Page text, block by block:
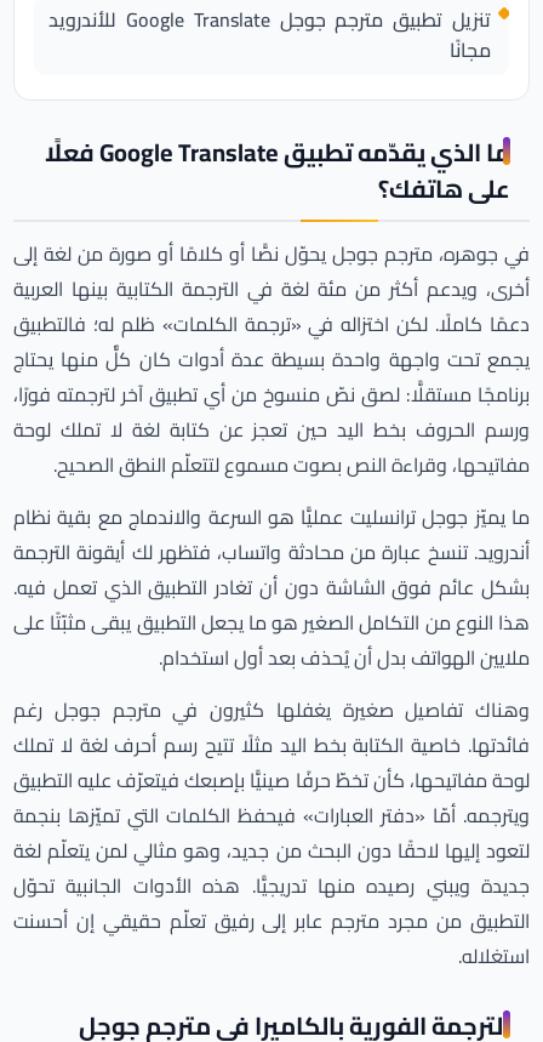
تنزيل تطبيق مترجم جوجل Google Translate للأندرويد
مجانًا
ما الذي يقدّمه تطبيق Google Translate فعلًا
على هاتفك؟
في جوهره، مترجم جوجل يحوّل نصًّا أو كلامًا أو صورة من لغة إلى
أخرى، ويدعم أكثر من مئة لغة في الترجمة الكتابية بينها العربية
دعمًا كاملًا. لكن اختزاله في «ترجمة الكلمات» ظلم له؛ فالتطبيق
يجمع تحت واجهة واحدة بسيطة عدة أدوات كان كلٌّ منها يحتاج
برنامجًا مستقلًّا: لصق نصّ منسوخ من أي تطبيق آخر لترجمته فورًا،
ورسم الحروف بخط اليد حين تعجز عن كتابة لغة لا تملك لوحة
مفاتيحها، وقراءة النص بصوت مسموع لتتعلّم النطق الصحيح.
ما يميّز جوجل ترانسليت عمليًّا هو السرعة والاندماج مع بقية نظام
أندرويد. تنسخ عبارة من محادثة واتساب، فتظهر لك أيقونة الترجمة
بشكل عائم فوق الشاشة دون أن تغادر التطبيق الذي تعمل فيه.
هذا النوع من التكامل الصغير هو ما يجعل التطبيق يبقى مثبّتًا على
ملايين الهواتف بدل أن يُحذف بعد أول استخدام.
وهناك تفاصيل صغيرة يغفلها كثيرون في مترجم جوجل رغم
فائدتها. خاصية الكتابة بخط اليد مثلًا تتيح رسم أحرف لغة لا تملك
لوحة مفاتيحها، كأن تخطّ حرفًا صينيًّا بإصبعك فيتعرّف عليه التطبيق
ويترجمه. أمّا «دفتر العبارات» فيحفظ الكلمات التي تميّزها بنجمة
لتعود إليها لاحقًا دون البحث من جديد، وهو مثالي لمن يتعلّم لغة
جديدة ويبني رصيده منها تدريجيًّا. هذه الأدوات الجانبية تحوّل
التطبيق من مجرد مترجم عابر إلى رفيق تعلّم حقيقي إن أحسنت
استغلاله.
الترجمة الفورية بالكاميرا في مترجم جوجل